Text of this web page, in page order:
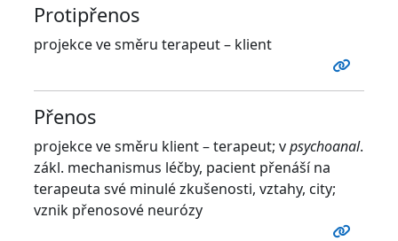
Protipřenos
projekce ve směru terapeut – klient
Přenos
projekce ve směru klient – terapeut; vpsychoanal.
zákl. mechanismus léčby, pacient přenáší na
terapeuta své minulé zkušenosti, vztahy, city;
vznik přenosové neurózy